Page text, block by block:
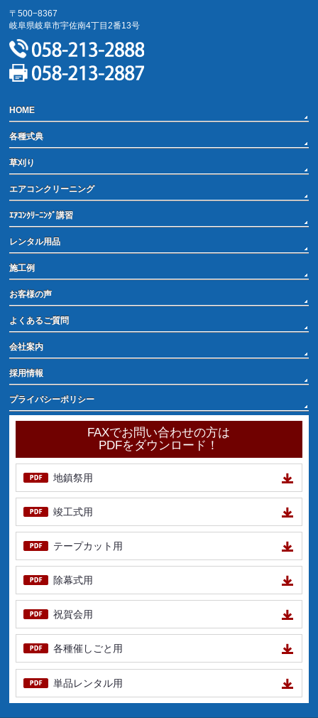
〒500−8367
岐阜県岐阜市宇佐南4丁目2番13号
HOME
各種式典
草刈り
エアコンクリーニング
ｴｱｺﾝｸﾘｰﾆﾝｸﾞ講習
レンタル用品
施工例
お客様の声
よくあるご質問
会社案内
採用情報
プライバシーポリシー
FAXでお問い合わせの方は
PDFをダウンロード！
地鎮祭用
竣工式用
テープカット用
除幕式用
祝賀会用
各種催しごと用
単品レンタル用